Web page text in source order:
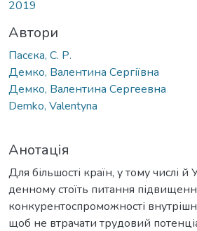
2019
Автори
Пасєка, С. Р.
Демко, Валентина Сергіївна
Демко, Валентина Сергеевна
Demko, Valentyna
Анотація
Для більшості країн, у тому числі
денному стоїть питання
конкурентоспроможності
щоб не втрачати трудовий